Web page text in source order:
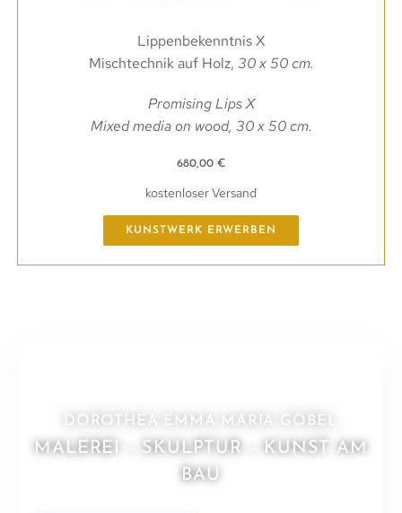
Lippenbekenntnis X
Mischtechnik auf Holz, 30 x 50 cm.
Promising Lips X
Mixed media on wood, 30 x 50 cm.
680,00 €
kostenloser Versand
KUNSTWERK ERWERBEN
DOROTHEA EMMA MARIA GÖBEL
MALEREI – SKULPTUR – KUNST AM
BAU